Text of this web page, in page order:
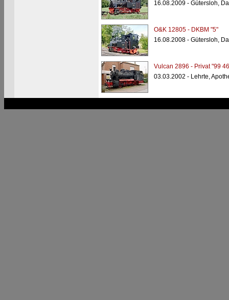
16.08.2009 - Gütersloh,
O&K 12805 - DKBM "5"
16.08.2008 - Gütersloh,
Vulcan 2896 - Privat "99
03.03.2002 - Lehrte,